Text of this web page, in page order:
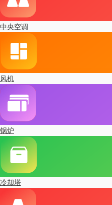
中央空调
风机
锅炉
冷却塔